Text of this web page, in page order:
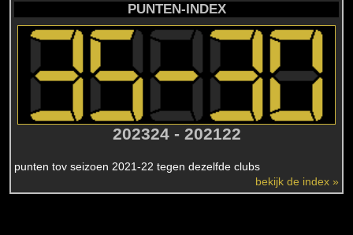
PUNTEN-INDEX
202324 - 202122
punten tov seizoen 2021-22 tegen dezelfde clubs
bekijk de index »